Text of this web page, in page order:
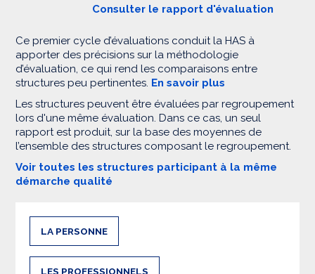
Consulter le rapport d'évaluation
Ce premier cycle d’évaluations conduit la HAS à
apporter des précisions sur la méthodologie
d’évaluation, ce qui rend les comparaisons entre
structures peu pertinentes. En savoir plus
Les structures peuvent être évaluées par regroupement
lors d'une même évaluation. Dans ce cas, un seul
rapport est produit, sur la base des moyennes de
l’ensemble des structures composant le regroupement.
Voir toutes les structures participant à la même
démarche qualité
LA PERSONNE
LES PROFESSIONNELS